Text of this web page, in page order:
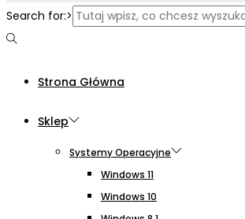
Search for:>
Strona Główna
Sklep
Systemy Operacyjne
Windows 11
Windows 10